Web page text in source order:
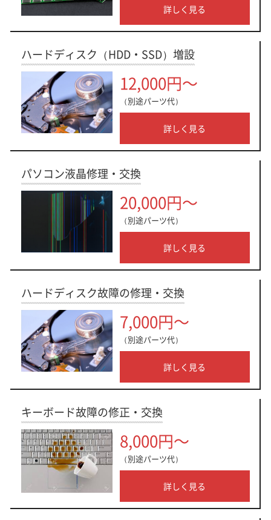
詳しく見る
ハードディスク（HDD・SSD）増設
12,000円～
（別途パーツ代）
詳しく見る
パソコン液晶修理・交換
20,000円～
（別途パーツ代）
詳しく見る
ハードディスク故障の修理・交換
7,000円～
（別途パーツ代）
詳しく見る
キーボード故障の修正・交換
8,000円～
（別途パーツ代）
詳しく見る